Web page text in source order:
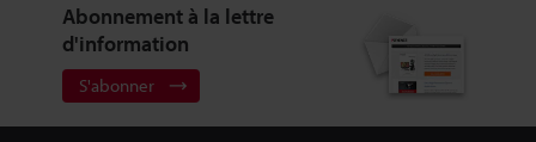
Abonnement à la lettre
d'information
S'abonner